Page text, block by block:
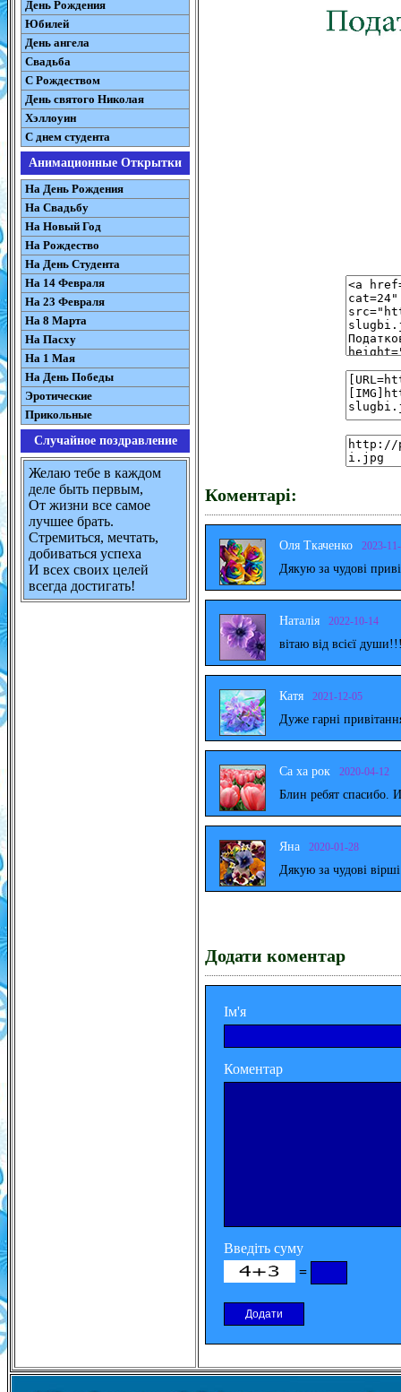
День Рождения
Юбилей
День ангела
Свадьба
С Рождеством
День святого Николая
Хэллоуин
С днем студента
Анимационные Открытки
На День Рождения
На Свадьбу
На Новый Год
На Рождество
На День Студента
На 14 Февраля
На 23 Февраля
На 8 Марта
На Пасху
На 1 Мая
На День Победы
Эротические
Прикольные
Случайное поздравление
Желаю тебе в каждом
деле быть первым,
От жизни все самое
лучшее брать.
Стремиться, мечтать,
добиваться успеха
И всех своих целей
всегда достигать!
Коментарі:
Оля Ткаченко 2023-
Дякую за чудові
Наталія 2022-10-14
вітаю від всієї
Катя 2021-12-05
Дуже гарні
Са ха рок 2020-04-12
Блин ребят спасибо.
Яна 2020-01-28
Дякую за чудові
Додати коментар
Ім'я
Коментар
Введіть суму
=